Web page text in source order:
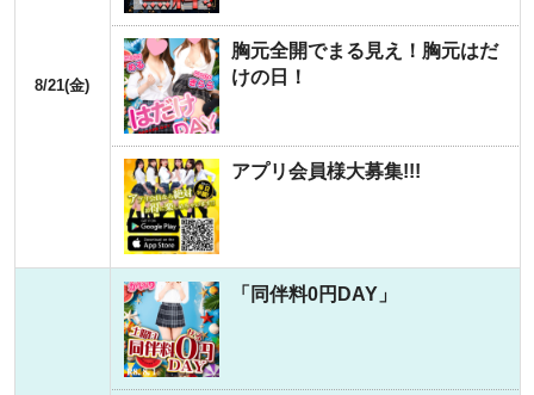
8/21(金)
胸元全開でまる見え！胸元はだ
けの日！
アプリ会員様大募集!!!
「同伴料0円DAY」